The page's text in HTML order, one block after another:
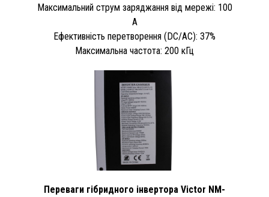
Максимальний струм заряджання від мережі: 100
А
Ефективність перетворення (DC/AC): 37%
Максимальна частота: 200 кГц
Переваги гібридного інвертора Victor NM-